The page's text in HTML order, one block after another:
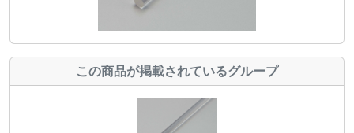
この商品が掲載されているグループ